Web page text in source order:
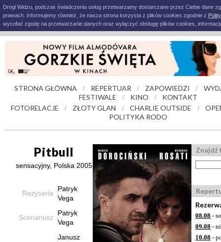
Drogi Widzu, podczas świadczenia usług przetwarzamy dostarczane przez Ciebie dane
prawach. Informujemy również, że nasza strona korzysta z plików cookies zgodnie z
wycofać zgodę na przetwarzanie danych oraz wyłączyć obsługę plików cookies,
STRONA GŁÓWNA / REPERTUAR / ZAPOWIEDZI /
FESTIWALE
/ KINO /
KONTAKT
FOTORELACJE
/ ZŁOTY GLAN / CHARLIE OUTSIDE /
POLITYKA RODO
Pitbull
sensacyjny, Polska 2005
Reżyseria
Patryk
Vega
Scenariusz
Patryk
Vega
Janusz
Znajdź
08.08 -
09.08 -
10.08 -